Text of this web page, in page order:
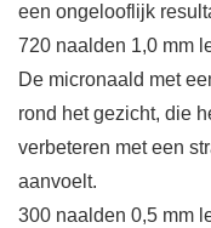
een ongelooflijk
720 naalden 1,0 mm
De micronaald met
rond het gezicht, die
verbeteren met een
aanvoelt.
300 naalden 0,5 mm